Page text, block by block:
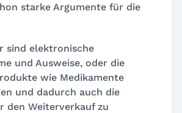
starke Argumente für die
sind elektronische
und Ausweise, oder die
wie Medikamente
und dadurch auch die
den Weiterverkauf zu